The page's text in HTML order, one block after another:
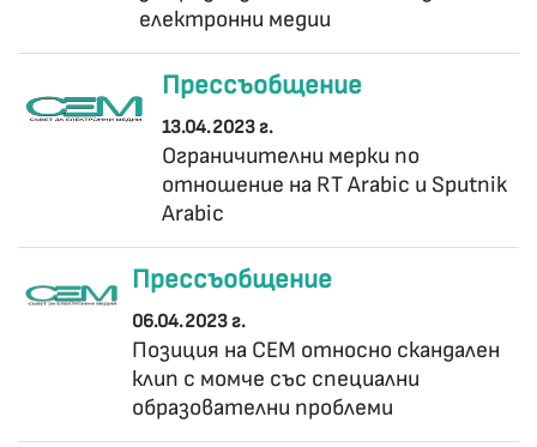
електронни медии
Прессъобщение
13.04.2023 г.
Ограничителни мерки по
отношение на RT Arabic и Sputnik
Arabic
Прессъобщение
06.04.2023 г.
Позиция на СЕМ относно скандален
клип с момче със специални
образователни проблеми